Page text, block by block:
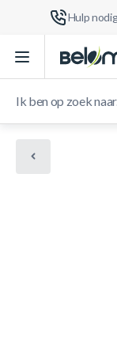
Hulp
Ga naar de inhoud